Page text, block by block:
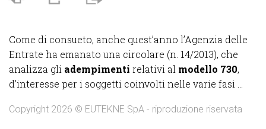
Come di consueto, anche quest’anno l’Agenzia delle
Entrate ha emanato una circolare (n. 14/2013), che
analizza gli adempimenti relativi al modello 730,
d’interesse per i soggetti coinvolti nelle varie fasi ...
Copyright 2026 © EUTEKNE SpA - riproduzione riservata